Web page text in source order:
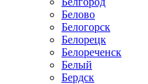
Белово
Белогорск
Белорецк
Белореченск
Белый
Бердск